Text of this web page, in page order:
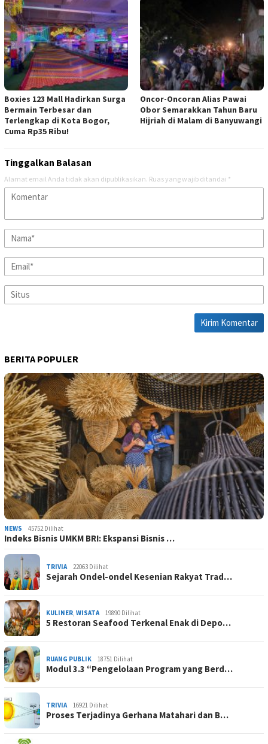
Boxies 123 Mall Hadirkan Surga
Bermain Terbesar dan
Terlengkap di Kota Bogor,
Cuma Rp35 Ribu!
Oncor-Oncoran Alias Pawai
Obor Semarakkan Tahun Baru
Hijriah di Malam di Banyuwangi
Tinggalkan Balasan
Alamat email Anda tidak akan dipublikasikan. Ruas yang wajib ditandai *
BERITA POPULER
NEWS 45752 Dilihat
Indeks Bisnis UMKM BRI: Ekspansi Bisnis …
TRIVIA 22063 Dilihat
Sejarah Ondel-ondel Kesenian Rakyat Trad…
KULINER, WISATA 19890 Dilihat
5 Restoran Seafood Terkenal Enak di Depo…
RUANG PUBLIK 18751 Dilihat
Modul 3.3 “Pengelolaan Program yang Berd…
TRIVIA 16921 Dilihat
Proses Terjadinya Gerhana Matahari dan B…